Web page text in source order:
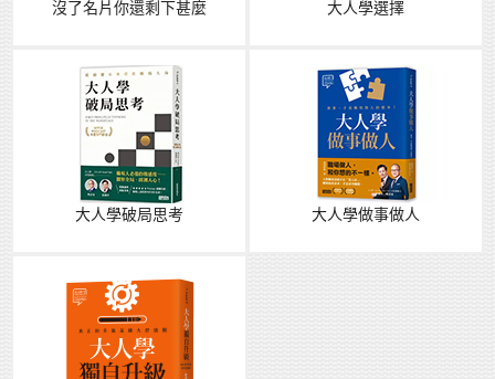
沒了名片你還剩下甚麼 大人學選擇
大人學破局思考 大人學做事做人